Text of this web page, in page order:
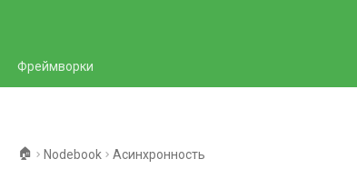
Фреймворки
🏠 Nodebook Асинхронность